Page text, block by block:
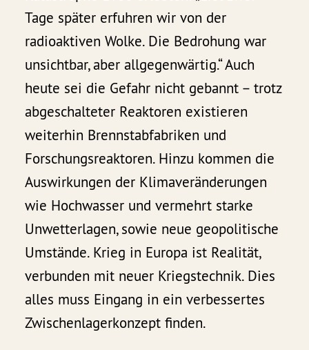
Tage später erfuhren wir von der
radioaktiven Wolke. Die Bedrohung war
unsichtbar, aber allgegenwärtig.“ Auch
heute sei die Gefahr nicht gebannt – trotz
abgeschalteter Reaktoren existieren
weiterhin Brennstabfabriken und
Forschungsreaktoren. Hinzu kommen die
Auswirkungen der Klimaveränderungen
wie Hochwasser und vermehrt starke
Unwetterlagen, sowie neue geopolitische
Umstände. Krieg in Europa ist Realität,
verbunden mit neuer Kriegstechnik. Dies
alles muss Eingang in ein verbessertes
Zwischenlagerkonzept finden.